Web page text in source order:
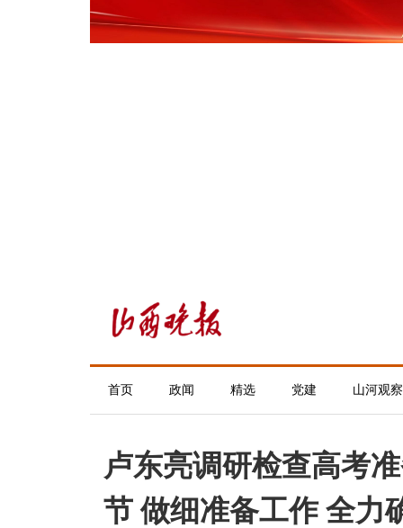
首页 政闻 精选 党建 山河观察
卢东亮调研检查高考
节 做细准备工作 全力